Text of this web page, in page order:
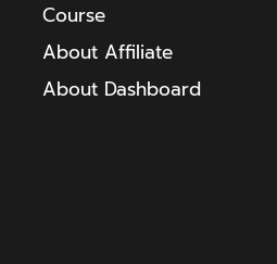
Course
About Affiliate
About Dashboard